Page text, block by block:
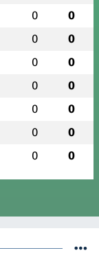
0 0
0 0
0 0
0 0
0 0
0 0
0 0